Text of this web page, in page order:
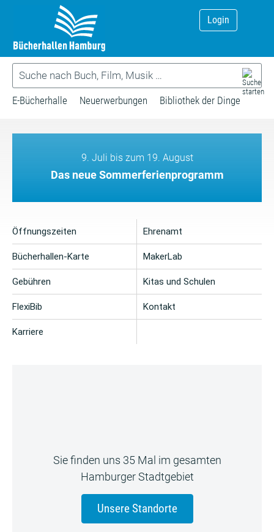
Login
E-Bücherhalle Neuerwerbungen Bibliothek der Dinge
9. Juli bis zum 19. August
Das neue Sommerferienprogramm
Öffnungszeiten
Bücherhallen-Karte
Gebühren
FlexiBib
Karriere
Ehrenamt
MakerLab
Kitas und Schulen
Kontakt
Sie finden uns 35 Mal im gesamten
Hamburger Stadtgebiet
Unsere Standorte